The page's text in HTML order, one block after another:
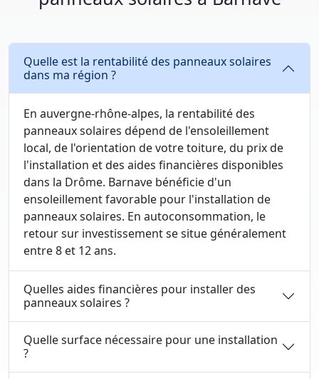
Quelle est la rentabilité des panneaux solaires
dans ma région ?
En auvergne-rhône-alpes, la rentabilité des
panneaux solaires dépend de l'ensoleillement
local, de l'orientation de votre toiture, du prix de
l'installation et des aides financières disponibles
dans la Drôme. Barnave bénéficie d'un
ensoleillement favorable pour l'installation de
panneaux solaires. En autoconsommation, le
retour sur investissement se situe généralement
entre 8 et 12 ans.
Quelles aides financières pour installer des
panneaux solaires ?
Quelle surface nécessaire pour une installation
?